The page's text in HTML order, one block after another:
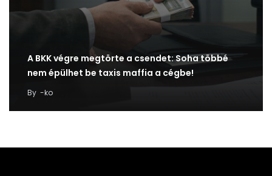
A BKK végre megtörte a csendet: Soha többé
nem épülhet be taxis maffia a cégbe!
By -ko